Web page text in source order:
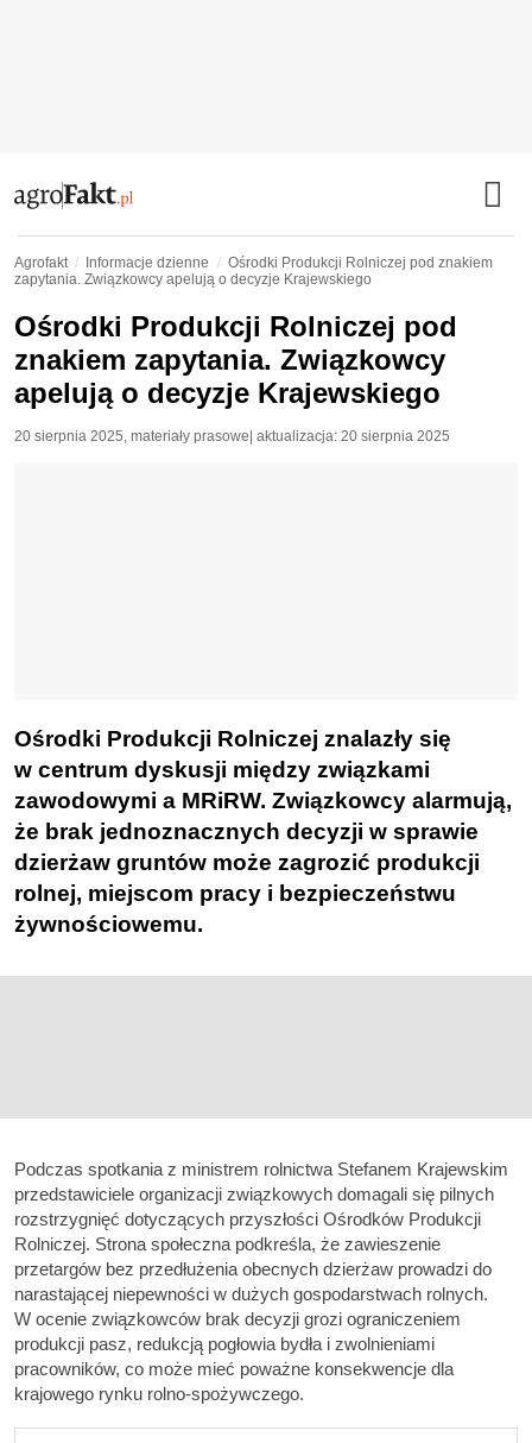
Agrofakt Informacje dzienne
Ośrodki Produkcji Rolniczej pod znakiem
zapytania. Związkowcy apelują o decyzje Krajewskiego
Ośrodki Produkcji Rolniczej pod
znakiem zapytania. Związkowcy
apelują o decyzje Krajewskiego
20 sierpnia 2025, materiały prasowe | aktualizacja: 20 sierpnia 2025
Ośrodki Produkcji Rolniczej znalazły się
w centrum dyskusji między związkami
zawodowymi a MRiRW. Związkowcy alarmują,
że brak jednoznacznych decyzji w sprawie
dzierżaw gruntów może zagrozić produkcji
rolnej, miejscom pracy i bezpieczeństwu
żywnościowemu.
Podczas spotkania z ministrem rolnictwa Stefanem Krajewskim
przedstawiciele organizacji związkowych domagali się pilnych
rozstrzygnięć dotyczących przyszłości Ośrodków Produkcji
Rolniczej. Strona społeczna podkreśla, że zawieszenie
przetargów bez przedłużenia obecnych dzierżaw prowadzi do
narastającej niepewności w dużych gospodarstwach rolnych.
W ocenie związkowców brak decyzji grozi ograniczeniem
produkcji pasz, redukcją pogłowia bydła i zwolnieniami
pracowników, co może mieć poważne konsekwencje dla
krajowego rynku rolno-spożywczego.